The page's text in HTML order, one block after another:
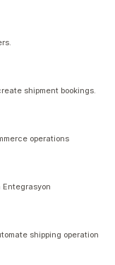
shipment bookings.
operations
Entegrasyon
shipping operation